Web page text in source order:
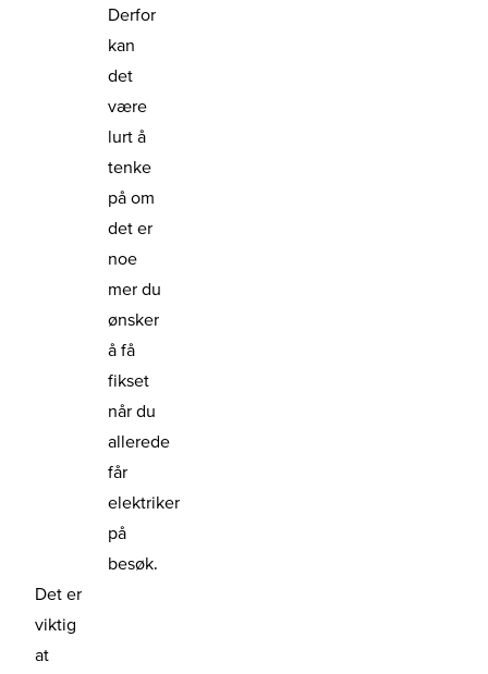
Derfor
kan
det
være
lurt å
tenke
på om
det er
noe
mer du
ønsker
å få
fikset
når du
allerede
får
elektriker
på
besøk.
Det er
viktig
at